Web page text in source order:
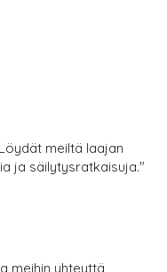
meiltä laajan
ja säilytysratkaisuja."
meihin yhteyttä